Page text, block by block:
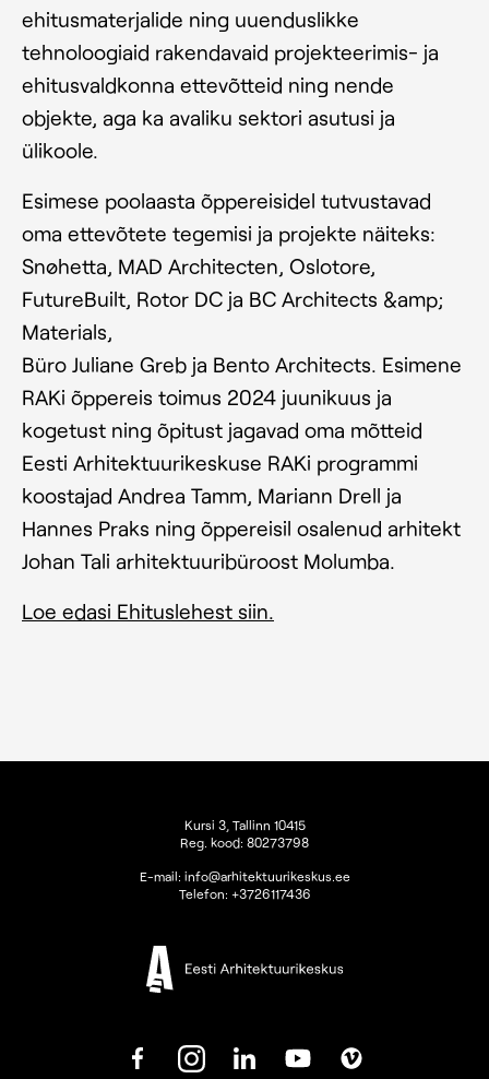
ehitusmaterjalide ning uuenduslikke
tehnoloogiaid rakendavaid projekteerimis- ja
ehitusvaldkonna ettevõtteid ning nende
objekte, aga ka avaliku sektori asutusi ja
ülikoole.
Esimese poolaasta õppereisidel tutvustavad
oma ettevõtete tegemisi ja projekte näiteks:
Snøhetta, MAD Architecten, Oslotore,
FutureBuilt, Rotor DC ja BC Architects &amp;
Materials,
Büro Juliane Greb ja Bento Architects. Esimene
RAKi õppereis toimus 2024 juunikuus ja
kogetust ning õpitust jagavad oma mõtteid
Eesti Arhitektuurikeskuse RAKi programmi
koostajad Andrea Tamm, Mariann Drell ja
Hannes Praks ning õppereisil osalenud arhitekt
Johan Tali arhitektuuribüroost Molumba.
Loe edasi Ehituslehest siin.
Kursi 3, Tallinn 10415
Reg. kood: 80273798
E-mail: info@arhitektuurikeskus.ee
Telefon: +3726117436